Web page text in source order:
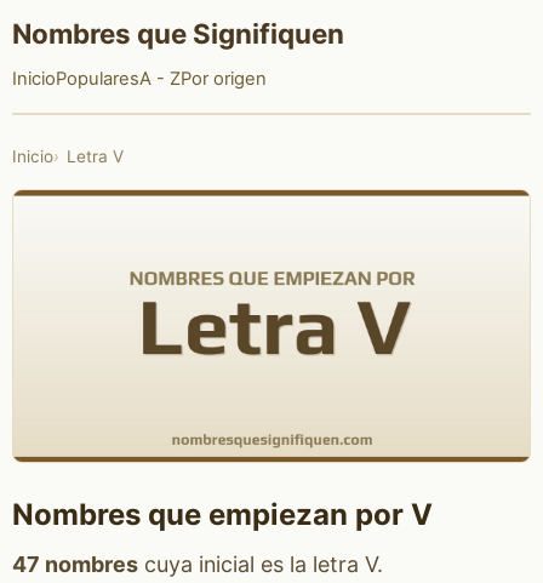
Nombres que Signifiquen
InicioPopularesA - ZPor origen
Inicio Letra V
Nombres que empiezan por V
47 nombrescuya inicial es la letra V.